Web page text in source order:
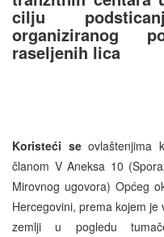
cilju
organiziranog
raseljenih lica
Koristeći seovlaštenjima
članom V Aneksa 10
Mirovnog ugovora) Općeg
Hercegovini, prema kojem
zemlji u pogledu